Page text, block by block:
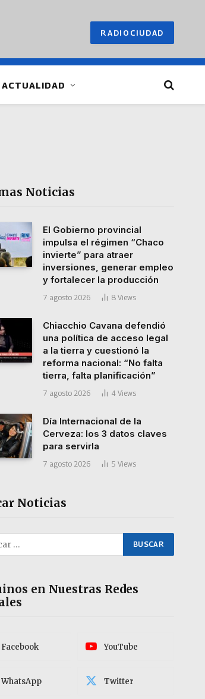
RADIOCIUDAD
ACTUALIDAD
Noticias
El Gobierno provincial
impulsa el régimen “Chaco
invierte” para atraer
inversiones, generar empleo
y fortalecer la producción
7 agosto 2026 8 Views
Chiacchio Cavana defendió
una política de acceso legal
a la tierra y cuestionó la
reforma nacional: “No falta
tierra, falta planificación”
7 agosto 2026 4 Views
Día Internacional de la
Cerveza: los 3 datos claves
para servirla
7 agosto 2026 5 Views
Noticias
en Nuestras Redes
Facebook YouTube
WhatsApp Twitter